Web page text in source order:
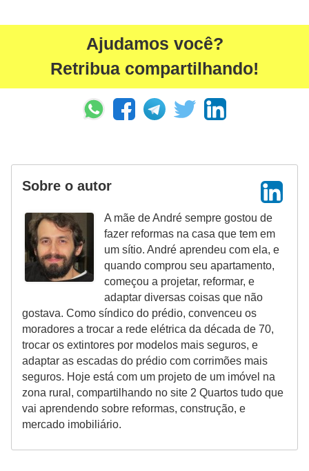
Ajudamos você?
Retribua compartilhando!
Sobre o autor
A mãe de André sempre gostou de
fazer reformas na casa que tem em
um sítio. André aprendeu com ela, e
quando comprou seu apartamento,
começou a projetar, reformar, e
adaptar diversas coisas que não
gostava. Como síndico do prédio, convenceu os
moradores a trocar a rede elétrica da década de 70,
trocar os extintores por modelos mais seguros, e
adaptar as escadas do prédio com corrimões mais
seguros. Hoje está com um projeto de um imóvel na
zona rural, compartilhando no site 2 Quartos tudo que
vai aprendendo sobre reformas, construção, e
mercado imobiliário.